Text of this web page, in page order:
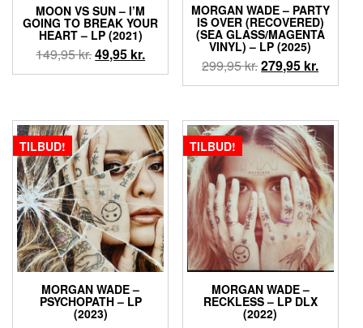
MOON VS SUN – I’M
GOING TO BREAK YOUR
HEART – LP (2021)
149,95kr.Den
oprindelige
149,95 kr..
49,95 kr.Den
aktuelle
49,95 kr..
MORGAN WADE – PARTY
IS OVER (RECOVERED)
(SEA GLASS/MAGENTA
VINYL) – LP (2025)
299,95kr.Den
oprindelige
var:
299,95 kr..
279,95 kr.Den
aktuelle
er:
279,95
TILBUD!
MORGAN WADE –
PSYCHOPATH – LP
(2023)
TILBUD!
MORGAN WADE –
RECKLESS – LP DLX
(2022)